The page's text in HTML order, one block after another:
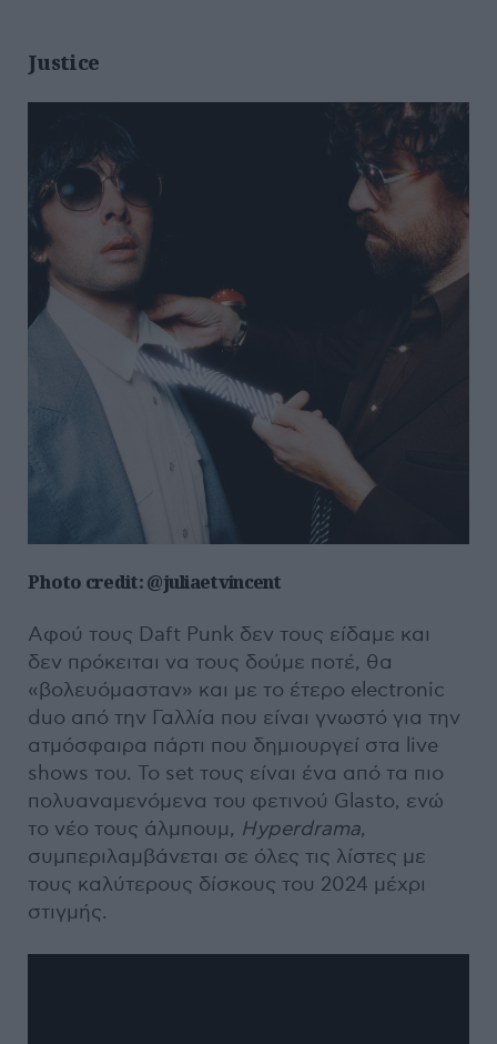
Justice
Photo credit: @juliaetvincent
Αφού τους Daft Punk δεν τους είδαμε και
δεν πρόκειται να τους δούμε ποτέ, θα
«βολευόμασταν» και με το έτερο electronic
duo από την Γαλλία που είναι γνωστό για την
ατμόσφαιρα πάρτι που δημιουργεί στα live
shows του. Το set τους είναι ένα από τα πιο
πολυαναμενόμενα του φετινού Glasto, ενώ
το νέο τους άλμπουμ, Hyperdrama,
συμπεριλαμβάνεται σε όλες τις λίστες με
τους καλύτερους δίσκους του 2024 μέχρι
στιγμής.